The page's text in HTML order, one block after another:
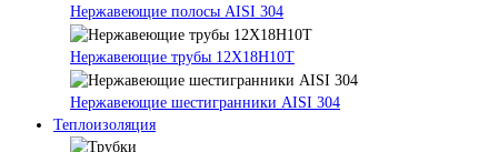
Нержавеющие полосы AISI 304
Нержавеющие трубы 12Х18Н10Т
Нержавеющие шестигранники AISI 304
Теплоизоляция